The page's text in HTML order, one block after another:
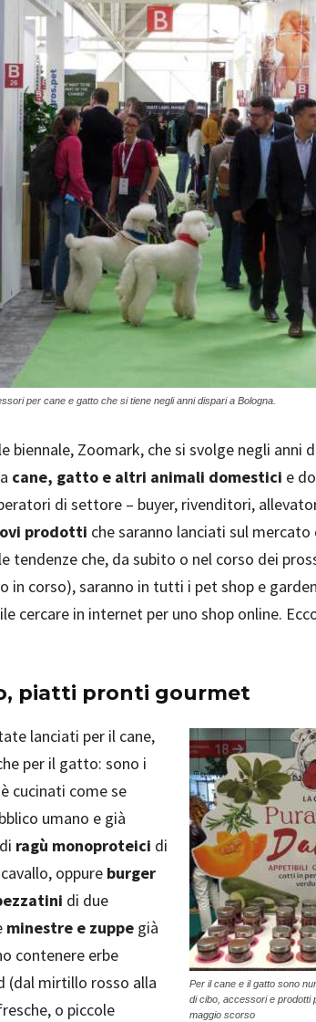
per cane e gatto che si tiene negli anni dispari a Bologna.
biennale, Zoomark, che si svolge negli anni
cane, gatto e altri animali domestici e
di settore – buyer, rivenditori,
prodotti che saranno lanciati sul mercato
tendenze che, da subito o nel corso dei
in corso), saranno in tutti i pet shop e
cercare in internet per uno shop online.
piatti pronti gourmet
Per il cane e il gatto sono
di cibo, accessori e prodotti
maggio scorso
lanciati per il cane,
per il gatto: sono i
cucinati come se
umano e già
ragù monoproteici di
oppure burger
di due
minestre e zuppe già
contenere erbe
(dal mirtillo rosso alla
o piccole